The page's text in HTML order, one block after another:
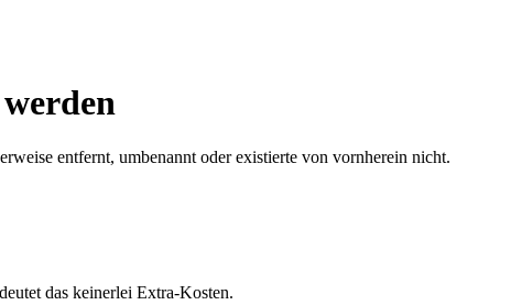
entfernt, umbenannt oder existierte von vornherein nicht.
das keinerlei Extra-Kosten.